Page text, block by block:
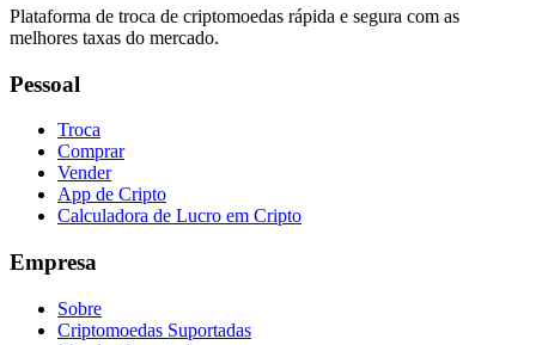
Plataforma de troca de criptomoedas rápida e segura com as
melhores taxas do mercado.
Pessoal
Troca
Comprar
Vender
App de Cripto
Calculadora de Lucro em Cripto
Empresa
Sobre
Criptomoedas Suportadas